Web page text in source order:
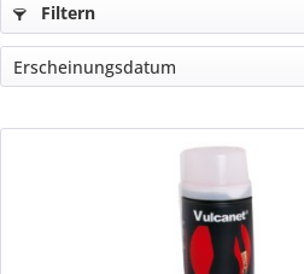
Filtern